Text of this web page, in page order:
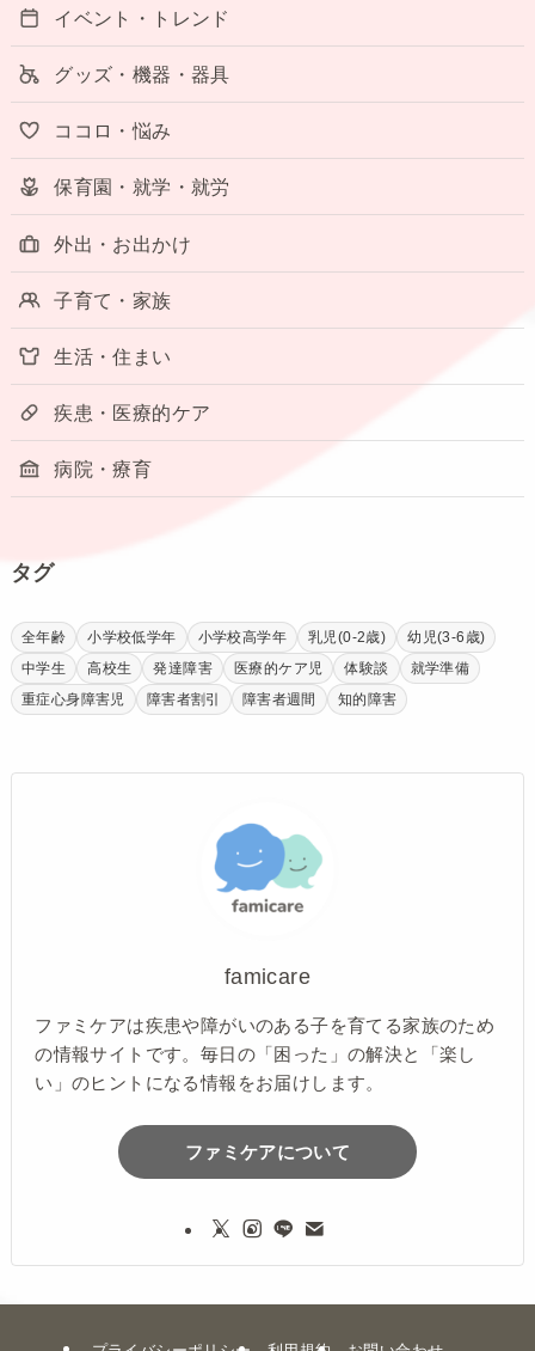
イベント・トレンド
グッズ・機器・器具
ココロ・悩み
保育園・就学・就労
外出・お出かけ
子育て・家族
生活・住まい
疾患・医療的ケア
病院・療育
タグ
全年齢 小学校低学年 小学校高学年 乳児(0-2歳)
幼児(3-6歳)
中学生
高校生 発達障害 医療的ケア児 体験談
就学準備
重症心身障害児
障害者割引 障害者週間 知的障害
famicare
ファミケアは疾患や障がいのある子を育てる家族のため
の情報サイトです。毎日の「困った」の解決と「楽し
い」のヒントになる情報をお届けします。
ファミケアについて